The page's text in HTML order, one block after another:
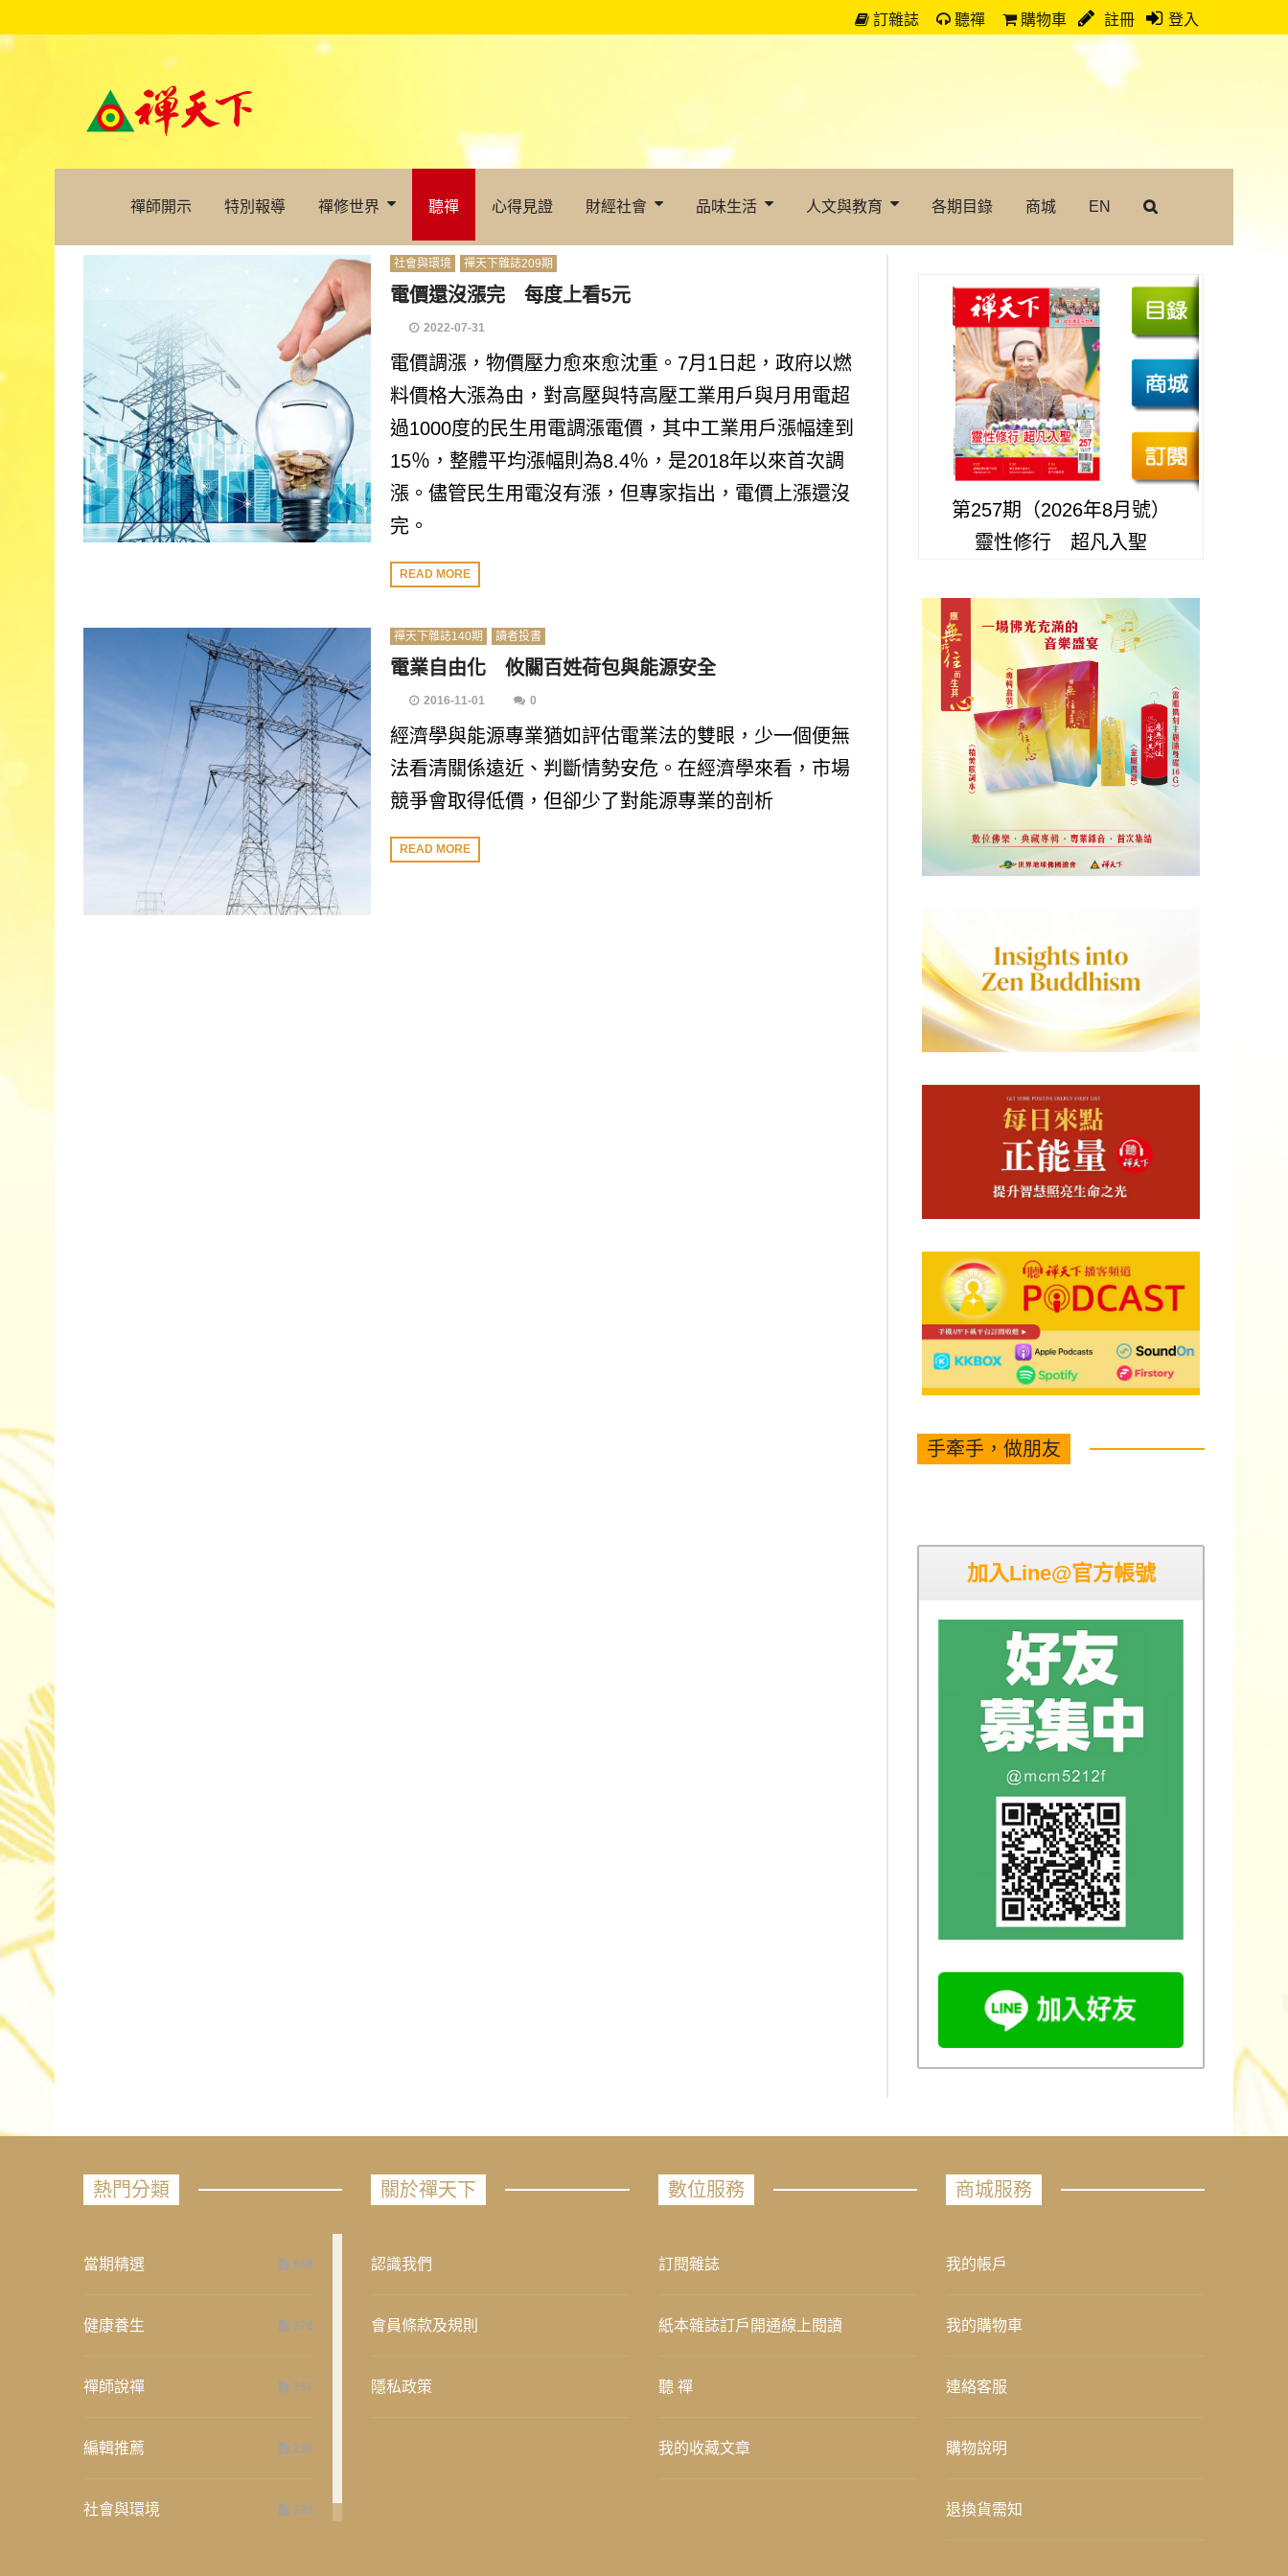
訂雜誌 聽禪 購物車 註冊 登入
禪師開示 特別報導 禪修世界 聽禪 心得見證 財經社會 品味生活 人文與教育 各期目錄 商城 EN
社會與環境 禪天下雜誌209期
電價還沒漲完 每度上看5元
2022-07-31
電價調漲，物價壓力愈來愈沈重。7月1日起，政府以燃
料價格大漲為由，對高壓與特高壓工業用戶與月用電超
過1000度的民生用電調漲電價，其中工業用戶漲幅達到
15％，整體平均漲幅則為8.4％，是2018年以來首次調
漲。儘管民生用電沒有漲，但專家指出，電價上漲還沒
完。
READ MORE
禪天下雜誌140期 讀者投書
電業自由化 攸關百姓荷包與能源安全
2016-11-01 0
經濟學與能源專業猶如評估電業法的雙眼，少一個便無
法看清關係遠近、判斷情勢安危。在經濟學來看，市場
競爭會取得低價，但卻少了對能源專業的剖析
READ MORE
第257期（2026年8月號）
靈性修行 超凡入聖
手牽手，做朋友
加入Line@官方帳號
熱門分類
當期精選 658
健康養生 276
禪師說禪 267
編輯推薦 236
社會與環境 235
關於禪天下
認識我們
會員條款及規則
隱私政策
數位服務
訂閱雜誌
紙本雜誌訂戶開通線上閱讀
聽 禪
我的收藏文章
商城服務
我的帳戶
我的購物車
連絡客服
購物說明
退換貨需知